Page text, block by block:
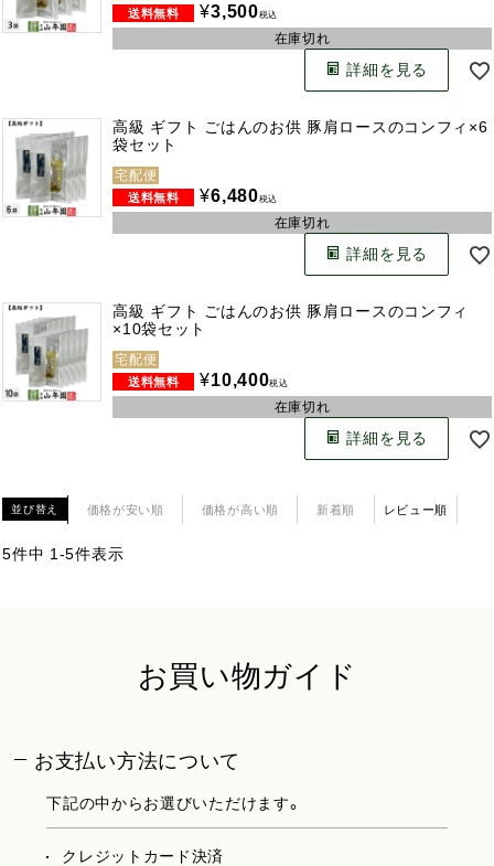
¥3,500税込
在庫切れ
詳細を見る
高級 ギフト ごはんのお供 豚肩ロースのコンフィ×6
袋セット
宅配便
¥6,480税込
在庫切れ
詳細を見る
高級 ギフト ごはんのお供 豚肩ロースのコンフィ
×10袋セット
宅配便
¥10,400税込
在庫切れ
詳細を見る
並び替え 価格が安い順 価格が高い順 新着順 レビュー順
5件中 1 -5件表示
お買い物ガイド
お支払い方法について
下記の中からお選びいただけます。
クレジットカード決済